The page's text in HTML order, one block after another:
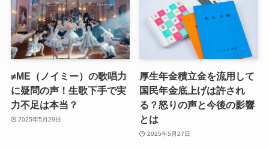
≠ME（ノイミー）の歌唱力
に疑問の声！生歌下手で実
力不足は本当？
2025年5月29日
厚生年金積立金を流用して
国民年金底上げは許され
る？怒りの声と今後の影響
とは
2025年5月27日